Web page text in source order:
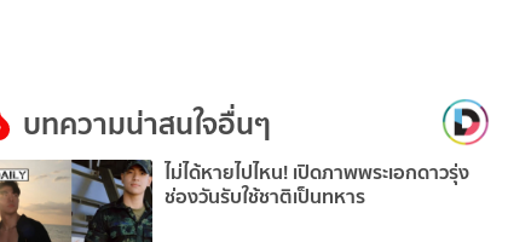
บทความน่าสนใจอื่นๆ
ไม่ได้หายไปไหน! เปิดภาพพระเอกดาวรุ่ง
ช่องวันรับใช้ชาติเป็นทหาร